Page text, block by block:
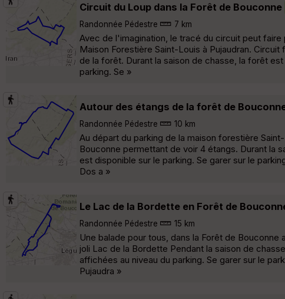
Circuit du Loup dans la Forêt de Bouconne
Randonnée Pédestre 7 km
Avec de l'imagination, le tracé du circuit peut
Maison Forestière Saint-Louis à Pujaudran.
de la forêt. Durant la saison de chasse, la forêt
parking. Se »
Autour des étangs de la forêt de
Randonnée Pédestre 10 km
Au départ du parking de la maison forestière
Bouconne permettant de voir 4 étangs. Durant la
est disponible sur le parking. Se garer sur le
Dos a »
Le Lac de la Bordette en Forêt de
Randonnée Pédestre 15 km
Une balade pour tous, dans la Forêt de
joli Lac de la Bordette Pendant la saison de
affichées au niveau du parking. Se garer sur le
Pujaudra »